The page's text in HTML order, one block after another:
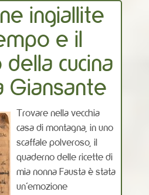
ingiallite
e il
cucina
Giansante
Trovare nella vecchia
casa di montagna, in uno
scaffale polveroso, il
quaderno delle ricette di
mia nonna Fausta è stata
un’emozione